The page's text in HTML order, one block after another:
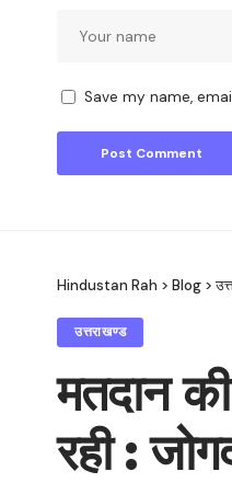
Save my name,
Hindustan Rah > Blog >
उत्तराखण्ड
मतदान
रही :